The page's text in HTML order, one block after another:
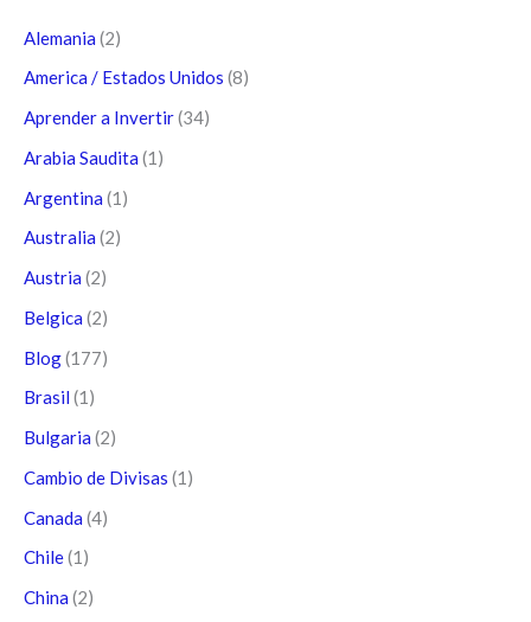
Alemania (2)
America / Estados Unidos (8)
Aprender a Invertir(34)
Arabia Saudita (1)
Argentina (1)
Australia (2)
Austria (2)
Belgica (2)
Blog(177)
Brasil (1)
Bulgaria (2)
Cambio de Divisas (1)
Canada (4)
Chile(1)
China (2)